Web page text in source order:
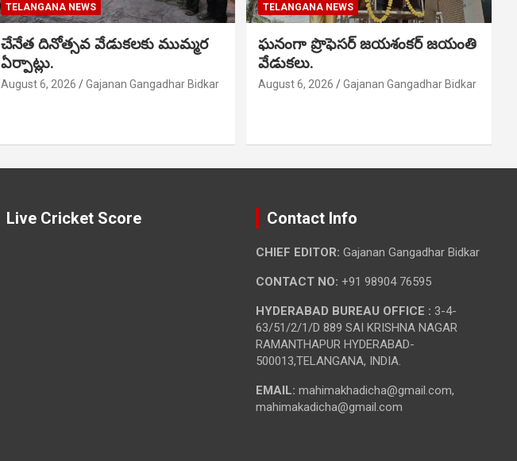
TELANGANA NEWS
చేనేత దినోత్సవ వేడుకలకు ముమ్మర
ఏర్పాట్లు.
August 6, 2026 Gajanan Gangadhar Bidkar
TELANGANA NEWS
ఘనంగా ప్రొఫెసర్ జయశంకర్ జయంతి
వేడుకలు.
August 6, 2026 Gajanan Gangadhar Bidkar
Live Cricket Score Contact Info
CHIEF EDITOR: Gajanan Gangadhar Bidkar
CONTACT NO: +91 98904 76595
HYDERABAD BUREAU OFFICE : 3-4-
63/51/2/1/D 889 SAI KRISHNA NAGAR
RAMANTHAPUR HYDERABAD-
500013,TELANGANA, INDIA.
EMAIL: mahimakhadicha@gmail.com,
mahimakadicha@gmail.com